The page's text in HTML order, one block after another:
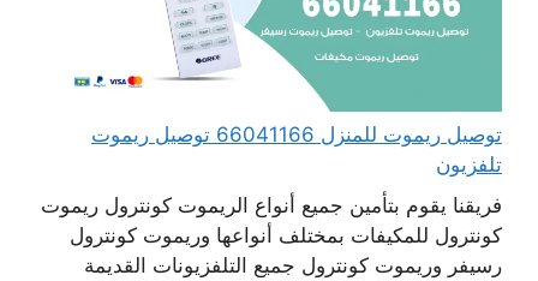
توصيل ريموت للمنزل 66041166 توصيل ريموت
تلفزيون
فريقنا يقوم بتأمين جميع أنواع الريموت كونترول ريموت
كونترول للمكيفات بمختلف أنواعها وريموت كونترول
رسيفر وريموت كونترول جميع التلفزيونات القديمة